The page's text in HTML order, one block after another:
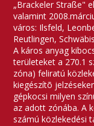
„Brackeler Straße"
valamint
város: Ilsfeld,
Reutlingen,
A káros anyag
területeket a 270.1
zóna) feliratú
kiegészítõ
gépkocsi milyen
az adott zónába. A
számú közlekedési